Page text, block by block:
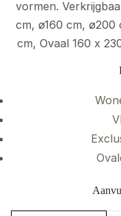
vormen.
cm, ø160 cm, ø200
cm, Ovaal 160 x